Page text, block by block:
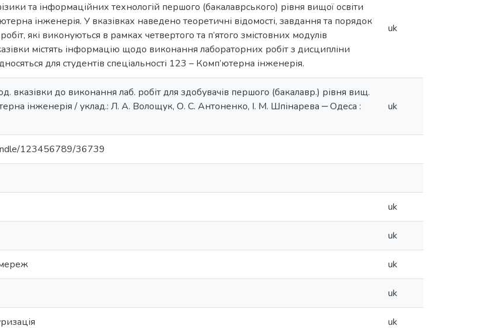
та інформаційних технологій першого (бакалаврського) рівня вищої освіти
інженерія. У вказівках наведено теоретичні відомості, завдання та порядок
які виконуються в рамках четвертого та п’ятого змістовних модулів
містять інформацію щодо виконання лабораторних робіт з дисципліни
для студентів спеціальності 123 – Комп’ютерна інженерія.
uk
вказівки до виконання лаб. робіт для здобувачів першого (бакалавр.) рівня вищ.
інженерія / уклад.: Л. А. Волощук, О. С. Антоненко, І. М. Шпінарева ‒ Одеса :
uk
123456789/36739
uk
uk
uk
uk
uk